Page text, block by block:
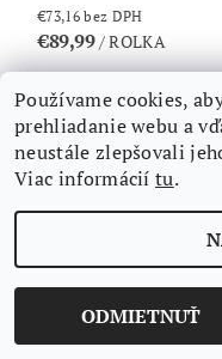
€73,16 bez DPH
€89,99/ ROLKA
Novinka
Používame cookies,
prehliadanie webu a
neustále zlepšovali
Viac informáciítu.
ODMIETNUŤ